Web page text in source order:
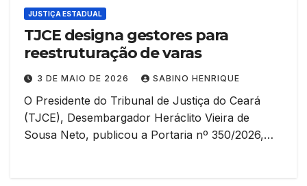
JUSTIÇA ESTADUAL
TJCE designa gestores para
reestruturação de varas
3 DE MAIO DE 2026 SABINO HENRIQUE
O Presidente do Tribunal de Justiça do Ceará
(TJCE), Desembargador Heráclito Vieira de
Sousa Neto, publicou a Portaria nº 350/2026,…